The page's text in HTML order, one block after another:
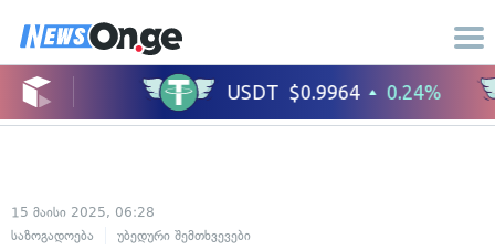
15 მაისი 2025, 06:28
საზოგადოება
უბედური შემთხვევები